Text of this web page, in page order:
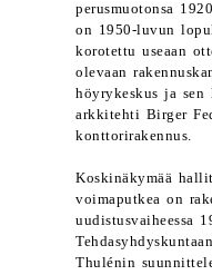
perusmuotonsa
on 1950-luvun
korotettu useaan
olevaan
höyrykeskus ja
arkkitehti Birger
konttorirakennus.
Koskinäkymää
voimaputkea on
uudistusvaiheessa
Thulénin